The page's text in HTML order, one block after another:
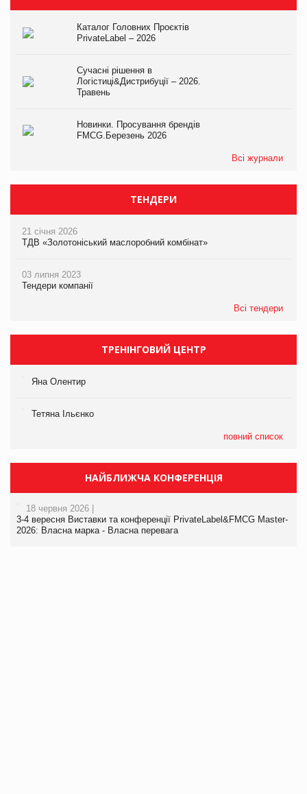
Каталог Головних Проєктів
PrivateLabel – 2026
Сучасні рішення в
Логістиці&Дистрибуції – 2026.
Травень
Новинки. Просування брендів
FMCG.Березень 2026
Всі журнали
ТЕНДЕРИ
21 січня 2026
ТДВ «Золотоніський маслоробний комбінат»
03 липня 2023
Тендери компанії
Всі тендери
ТРЕНІНГОВИЙ ЦЕНТР
Яна Олентир
Тетяна Ільєнко
повний список
НАЙБЛИЖЧА КОНФЕРЕНЦІЯ
18 червня 2026 |
3-4 вересня Виставки та конференції PrivateLabel&FMCG Master-
2026: Власна марка - Власна перевага